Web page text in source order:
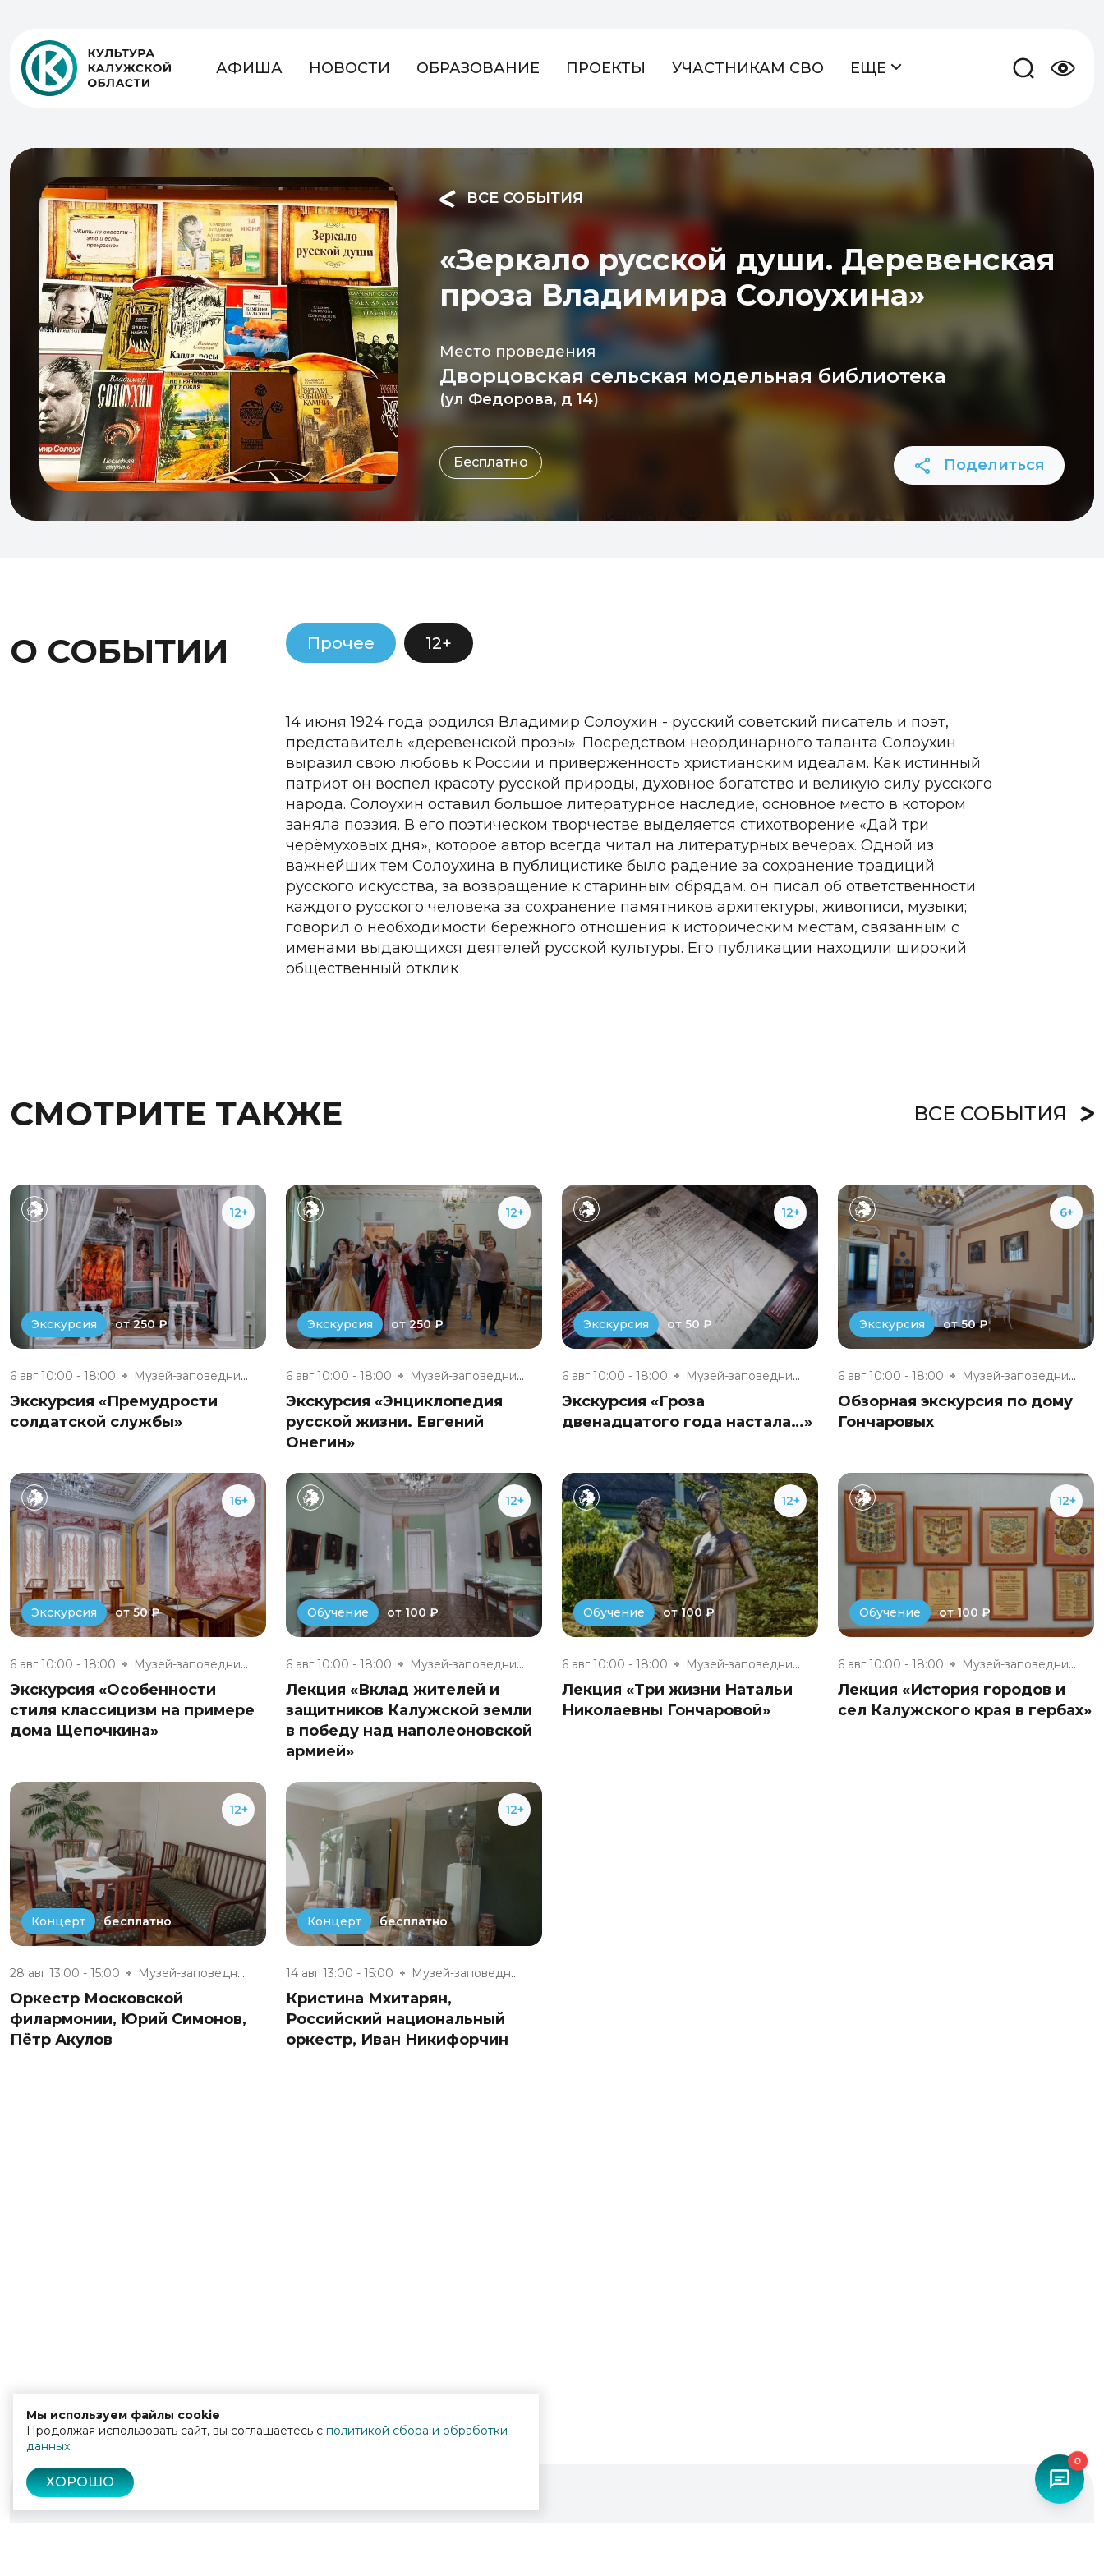
АФИША НОВОСТИ ОБРАЗОВАНИЕ ПРОЕКТЫ УЧАСТНИКАМ СВО ЕЩЕ
ВСЕ СОБЫТИЯ
«Зеркало русской души. Деревенская
проза Владимира Солоухина»
Место проведения
Дворцовская сельская модельная библиотека
(ул Федорова, д 14)
Бесплатно Поделиться
О СОБЫТИИ Прочее 12+
14 июня 1924 года родился Владимир Солоухин - русский советский писатель и поэт,
представитель «деревенской прозы». Посредством неординарного таланта Солоухин
выразил свою любовь к России и приверженность христианским идеалам. Как истинный
патриот он воспел красоту русской природы, духовное богатство и великую силу русского
народа. Солоухин оставил большое литературное наследие, основное место в котором
заняла поэзия. В его поэтическом творчестве выделяется стихотворение «Дай три
черёмуховых дня», которое автор всегда читал на литературных вечерах. Одной из
важнейших тем Солоухина в публицистике было радение за сохранение традиций
русского искусства, за возвращение к старинным обрядам. он писал об ответственности
каждого русского человека за сохранение памятников архитектуры, живописи, музыки;
говорил о необходимости бережного отношения к историческим местам, связанным с
именами выдающихся деятелей русской культуры. Его публикации находили широкий
общественный отклик
СМОТРИТЕ ТАКЖЕ ВСЕ СОБЫТИЯ
12+
Экскурсия от 250 ₽
6 авг 10:00 - 18:00 Музей-заповедник «Полотняный З...
Экскурсия «Премудрости
солдатской службы»
12+
Экскурсия от 250 ₽
6 авг 10:00 - 18:00 Музей-заповедник «Полотняный З...
Экскурсия «Энциклопедия
русской жизни. Евгений
Онегин»
12+
Экскурсия от 50 ₽
6 авг 10:00 - 18:00 Музей-заповедник «Полотняный З...
Экскурсия «Гроза
двенадцатого года настала…»
6+
Экскурсия от 50 ₽
6 авг 10:00 - 18:00 Музей-заповедник «Полотняный З...
Обзорная экскурсия по дому
Гончаровых
16+
Экскурсия от 50 ₽
6 авг 10:00 - 18:00 Музей-заповедник «Полотняный З...
Экскурсия «Особенности
стиля классицизм на примере
дома Щепочкина»
12+
Обучение от 100 ₽
6 авг 10:00 - 18:00 Музей-заповедник «Полотняный З...
Лекция «Вклад жителей и
защитников Калужской земли
в победу над наполеоновской
армией»
12+
Обучение от 100 ₽
6 авг 10:00 - 18:00 Музей-заповедник «Полотняный З...
Лекция «Три жизни Натальи
Николаевны Гончаровой»
12+
Обучение от 100 ₽
6 авг 10:00 - 18:00 Музей-заповедник «Полотняный З...
Лекция «История городов и
сел Калужского края в гербах»
12+
Концерт бесплатно
28 авг 13:00 - 15:00 Музей-заповедник «Полотняный З...
Оркестр Московской
филармонии, Юрий Симонов,
Пётр Акулов
12+
Концерт бесплатно
14 авг 13:00 - 15:00 Музей-заповедник «Полотняный З...
Кристина Мхитарян,
Российский национальный
оркестр, Иван Никифорчин
Мы используем файлы cookie
Продолжая использовать сайт, вы соглашаетесь с политикой сбора и обработки
данных.
ХОРОШО
0